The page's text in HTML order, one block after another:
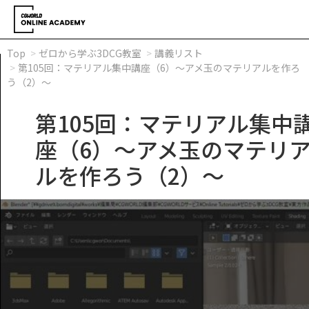
Top ゼロから学ぶ3DCG教室
講義リスト
第105回：マテリアル集中講座（6）～アメ玉のマテリアルを作ろ
う（2）～
第105回：マテリアル集中
座（6）～アメ玉のマテリ
ルを作ろう（2）～